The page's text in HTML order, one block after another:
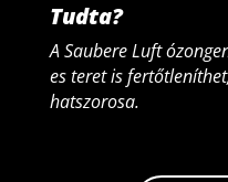
Tudta?
A Saubere Luft
es teret is
hatszorosa.